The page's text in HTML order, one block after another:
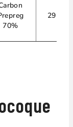
70%
29 cm